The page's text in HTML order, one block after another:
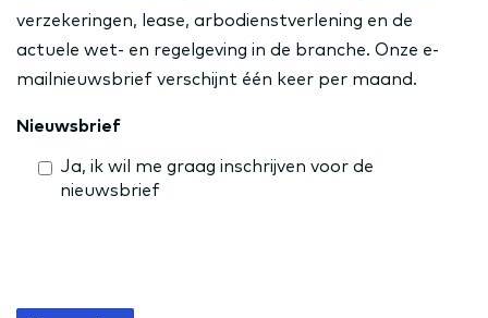
verzekeringen, lease, arbodienstverlening en de
actuele wet- en regelgeving in de branche. Onze e-
mailnieuwsbrief verschijnt één keer per maand.
Nieuwsbrief
Ja, ik wil me graag inschrijven voor de
nieuwsbrief